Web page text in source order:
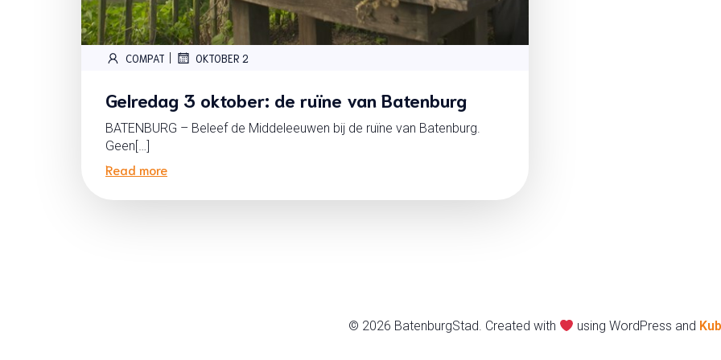
COMPAT | OKTOBER 2
Gelredag 3 oktober: de ruïne van Batenburg
BATENBURG – Beleef de Middeleeuwen bij de ruïne van Batenburg.
Geen[…]
Read more
© 2026 BatenburgStad. Created with using WordPress and